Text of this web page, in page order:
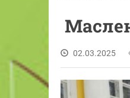
02.03.2025